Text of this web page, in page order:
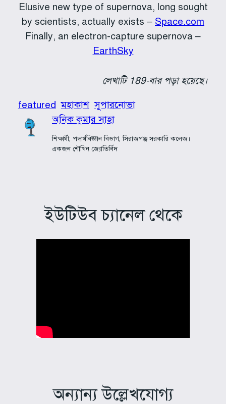
Elusive new type of supernova, long sought
by scientists, actually exists – Space.com
Finally, an electron-capture supernova –
EarthSky
লেখাটি 189-বার পড়া হয়েছে।
featured মহাকাশ সুপারনোভা
অনিক কুমার সাহা
শিক্ষার্থী, পদার্থবিজ্ঞান বিভাগ, সিরাজগঞ্জ সরকারি কলেজ।
একজন শৌখিন জ্যোতির্বিদ
ইউটিউব চ্যানেল থেকে
অন্যান্য উল্লেখযোগ্য